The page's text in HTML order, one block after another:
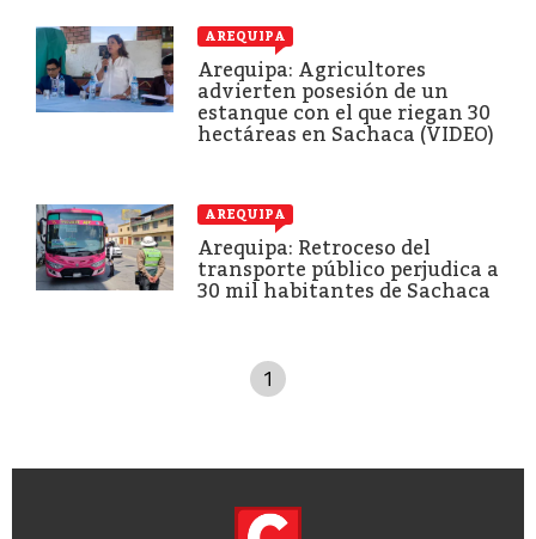
AREQUIPA
Arequipa: Agricultores
advierten posesión de un
estanque con el que riegan 30
hectáreas en Sachaca (VIDEO)
AREQUIPA
Arequipa: Retroceso del
transporte público perjudica a
30 mil habitantes de Sachaca
1